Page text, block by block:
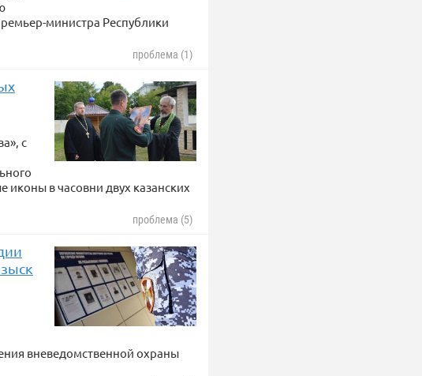
министра Республики
проблема (1)
с
в часовни двух казанских
проблема (5)
вневедомственной охраны